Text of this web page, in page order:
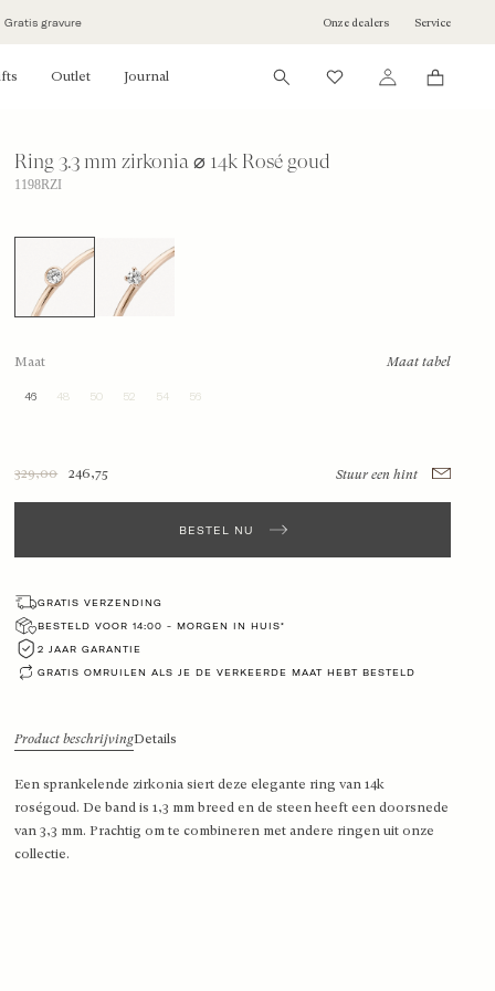
Gratis gravure Onze dealers Service
Outlet Journal
Ring 3.3 mm zirkonia ⌀ 14k Rosé goud
1198RZI
Maat
46 48 50 52 54 56
Maat tabel
329,00 246,75 Stuur een hint
BESTEL NU
GRATIS VERZENDING
BESTELD VOOR 14:00 - MORGEN IN HUIS*
2 JAAR GARANTIE
GRATIS OMRUILEN ALS JE DE VERKEERDE MAAT HEBT BESTELD
Product beschrijvingDetails
Een sprankelende zirkonia siert deze elegante ring van 14k
roségoud. De band is 1,3 mm breed en de steen heeft een doorsnede
van 3,3 mm. Prachtig om te combineren met andere ringen uit onze
collectie.